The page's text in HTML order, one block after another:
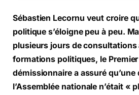
Sébastien Lecornu veut croire
politique s’éloigne peu à peu.
plusieurs jours de consultations
formations politiques, le
démissionnaire a assuré
l’Assemblée nationale n’était «